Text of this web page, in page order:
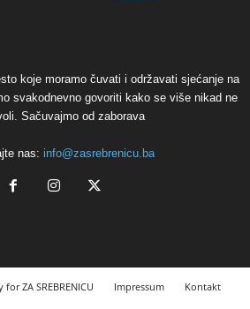
koje moramo čuvati i održavati sjećanje na
svakodnevno govoriti kako se više nikad ne
Sačuvajmo od zaborava
nas: info@zasrebrenicu.ba
ZA SREBRENICU Impressum
Kontakt